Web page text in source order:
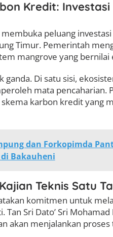
Kredit:
peluang
Timur. Pemerintah
mangrove yang bernilai
Di satu sisi,
mata pencaharian.
karbon kredit yang
dan Forkopimda
Bakauheni
Teknis Satu
komitmen untuk
Sri Dato’ Sri
akan menjalankan